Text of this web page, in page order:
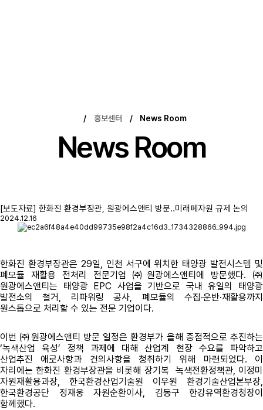
/ 홍보센터 / News Room
News Room
[보도자료] 한화진 환경부장관, 원광에스앤티 방문..미래폐자원 규제 논의
2024.12.16
한화진 환경부장관은 29일, 인천 서구에 위치한 태양광 발전시스템 및
폐모듈 재활용 전처리 전문기업 ㈜원광에스앤티에 방문했다. ㈜
원광에스앤티는 태양광 EPC 사업을 기반으로 국내 유일의 태양광
발전소의 철거, 리파워링 공사, 폐모듈의 수집·운반·재활용까지
원스톱으로 처리할 수 있는 전문 기업이다.
이번 ㈜원광에스앤티 방문 일정은 환경부가 올해 중점적으로 추진하는
‘녹색산업 육성’ 정책 과제에 대해 산업계 현장 수요를 파악하고
산업추진 애로사항과 건의사항을 청취하기 위해 마련되었다. 이
자리에는 한화진 환경부장관을 비롯해 장기복 녹색전환정책관, 이정미
자원재활용과장, 한국환경산업기술원 이우원 환경기술산업본부장,
한국환경공단 정재웅 자원순환이사, 김동구 한강유역환경청장이
함께했다.